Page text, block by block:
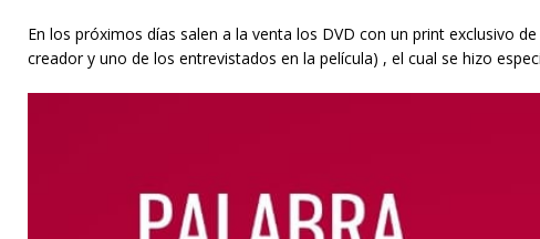
En los próximos días salen a la venta los DVD con un print exclusivo
creador y uno de los entrevistados en la película) , el cual se hizo